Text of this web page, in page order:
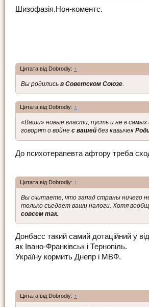
Шизофазія.Нон-коментс.
Цитата від Dobrodiy: ↑
Вы родились в Советском Союзе
Цитата від Dobrodiy: ↑
«Ваши» новые власти, пусть и не в самых
говорят о войне с вашей без кавычек
До психотерапевта афтору треба
Цитата від Dobrodiy: ↑
Вы считаете, что запад страны ничего
только съедает ваши налоги. Хотя
совсем так.
Донбасс такий самий дотаційний у
як Івано-Франківськ і Тернопіль.
Україну кормить Днепр і МВФ.
Цитата від Dobrodiy: ↑